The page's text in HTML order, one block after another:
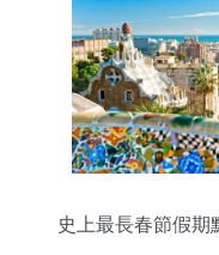
史上最長春節假期